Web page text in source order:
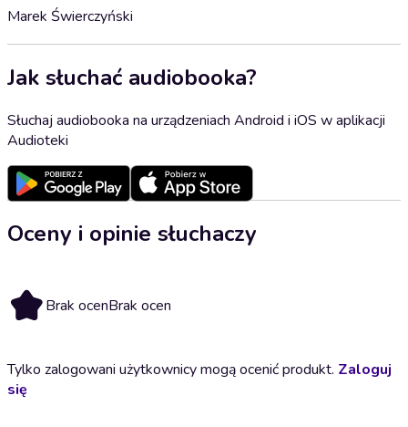
Marek Świerczyński
Jak słuchać audiobooka?
Słuchaj audiobooka na urządzeniach Android i iOS w aplikacji
Audioteki
Oceny i opinie słuchaczy
Brak ocenBrak ocen
Tylko zalogowani użytkownicy mogą ocenić produkt. Zaloguj
się